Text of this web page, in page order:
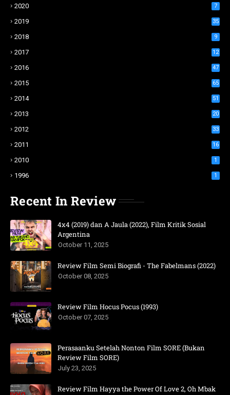
2020 7
2019 35
2018 9
2017 12
2016 47
2015 65
2014 51
2013 20
2012 33
2011 16
2010 1
1996 1
Recent In Review
4x4 (2019) dan A Jaula (2022), Film Kritik Sosial
Argentina
October 11, 2025
Review Film Semi Biografi - The Fabelmans (2022)
October 08, 2025
Review Film Hocus Pocus (1993)
October 07, 2025
Perasaanku Setelah Nonton Film SORE (Bukan
Review Film SORE)
July 23, 2025
Review Film Hayya the Power Of Love 2, Oh Mbak